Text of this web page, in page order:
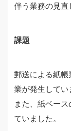
伴う業務の見直
課題
郵送による紙
業が発生してい
また、紙ベー
ていました。